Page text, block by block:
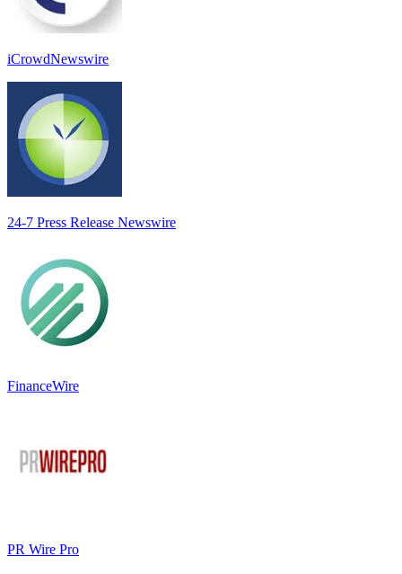
iCrowdNewswire
24-7 Press Release Newswire
FinanceWire
PR Wire Pro